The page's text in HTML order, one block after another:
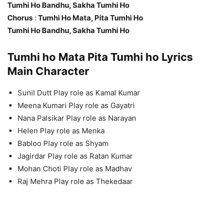
Tumhi Ho Bandhu, Sakha Tumhi Ho
Chorus : Tumhi Ho Mata, Pita Tumhi Ho
Tumhi Ho Bandhu, Sakha Tumhi Ho
Tumhi ho Mata Pita Tumhi ho Lyrics
Main Character
Sunil Dutt Play role as Kamal Kumar
Meena Kumari Play role as Gayatri
Nana Palsikar Play role as Narayan
Helen Play role as Menka
Babloo Play role as Shyam
Jagirdar Play role as Ratan Kumar
Mohan Choti Play role as Madhav
Raj Mehra Play role as Thekedaar